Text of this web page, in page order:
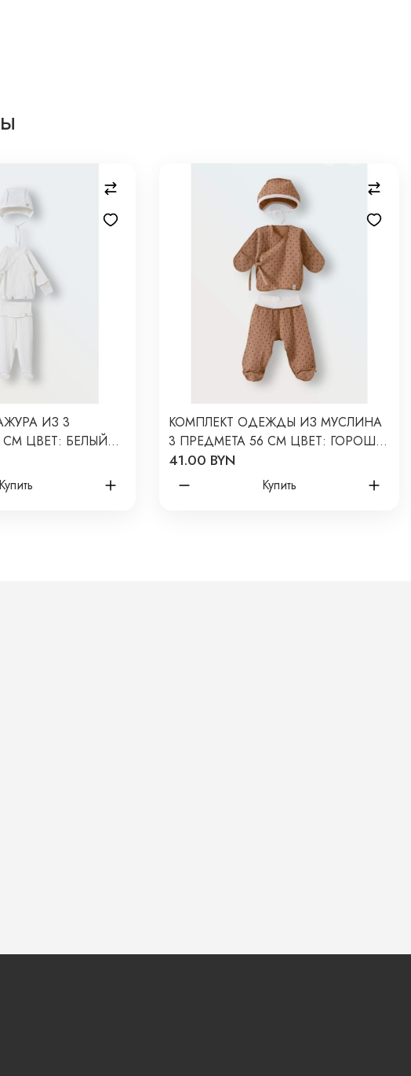
ИЗ 3
ЦВЕТ: БЕЛЫЙ
Купить
КОМПЛЕКТ ОДЕЖДЫ ИЗ МУСЛИНА
3 ПРЕДМЕТА 56 СМ ЦВЕТ: ГОРОШЕК
НА КОРИЧНЕВОМ 9050-145
41.00 BYN
Купить